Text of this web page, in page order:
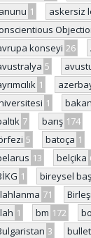
1 askersiz
konseyi 26
5
1
1
7 barış 174
5 batoça 1
13 belçika
1 bireysel
71
1 bm 172
3